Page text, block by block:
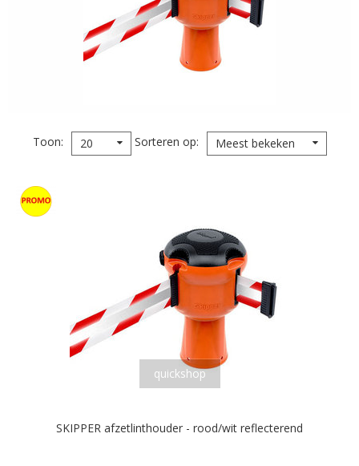
Toon 20 Sorteren op Meest bekeken
quickshop
SKIPPER afzetlinthouder - rood/wit reflecterend